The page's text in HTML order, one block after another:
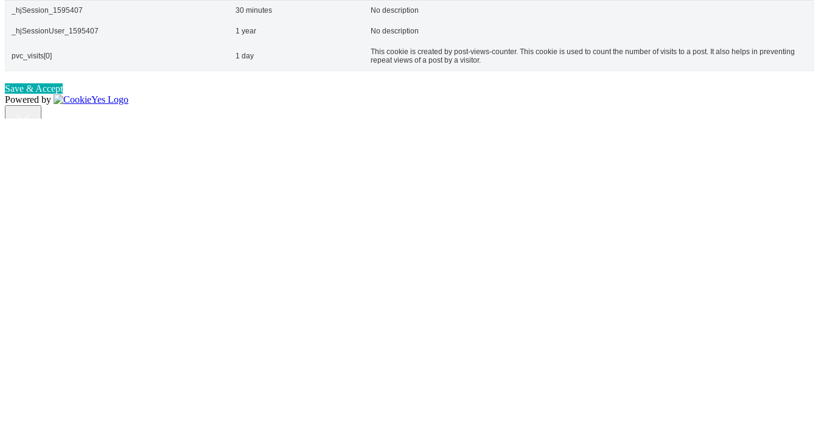
_hjSession_1595407 30 minutes No description
_hjSessionUser_1595407 1 year No description
pvc_visits[0] 1 day
This cookie is created by post-views-counter. This cookie is used to count the number of visits to a post. It also helps in preventing
repeat views of a post by a visitor.
Save & Accept
Powered by